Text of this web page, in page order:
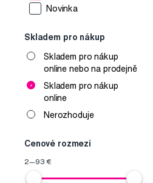
Novinka
Skladem pro nákup
Skladem pro nákup
online nebo na prodejně
Skladem pro nákup
online
Nerozhoduje
Cenové rozmezí
2—93 €